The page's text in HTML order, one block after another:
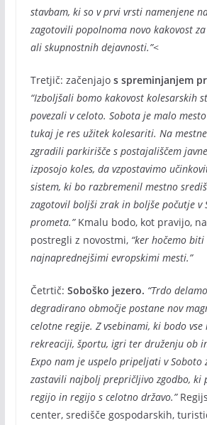
stavbam, ki so v prvi vrsti namenjene
zagotovili popolnoma novo kakovost
ali skupnostnih dejavnosti.”<
Tretjič: začenjajo s spreminjanjem
“Izboljšali bomo kakovost kolesarskih
povezali v celoto. Sobota je malo
tukaj je res užitek kolesariti. Na
zgradili parkirišče s postajališčem
izposojo koles, da vzpostavimo
sistem, ki bo razbremenil mestno
zagotovil boljši zrak in boljše počutje v
prometa.”Kmalu bodo, kot pravijo,
postregli z novostmi, “ker hočemo
najnaprednejšimi evropskimi mesti.”
Četrtič: Soboško jezero. “Trdo
degradirano območje postane nov
celotne regije. Z vsebinami, ki bodo vse
rekreaciji, športu, igri ter druženju ob
Expo nam je uspelo pripeljati v Soboto
zastavili najbolj prepričljivo zgodbo, ki
regijo in regijo s celotno državo.”
center, središče gospodarskih,